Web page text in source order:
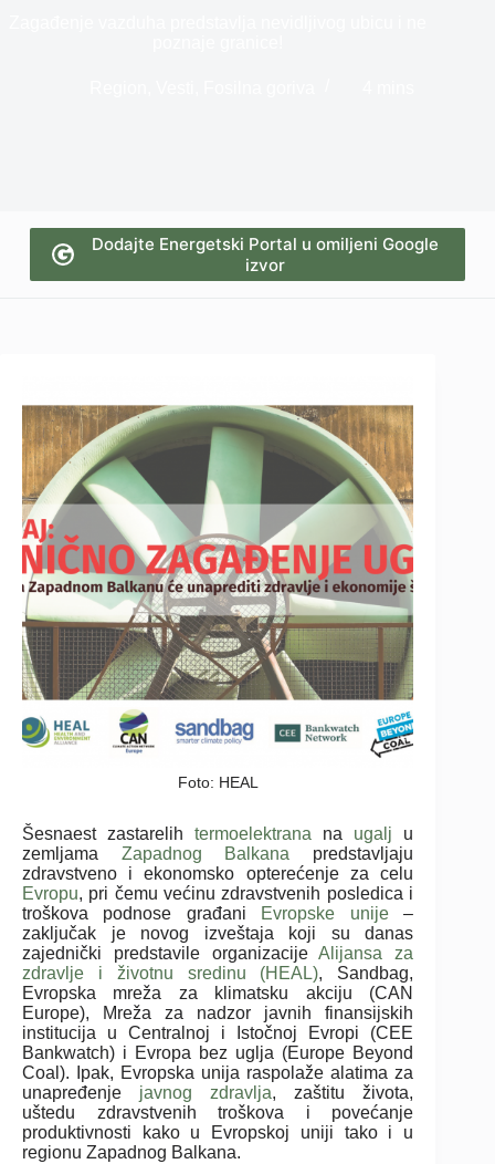
Dodajte Energetski Portal u omiljeni Google
izvor
Foto: HEAL
Šesnaest zastarelihtermoelektrana na ugalj u
zemljama Zapadnog Balkana predstavljaju
zdravstveno i ekonomsko opterećenje za celu
Evropu, pri čemu većinu zdravstvenih posledica i
troškova podnose građani Evropske unije–
zaključak je novog izveštaja koji su danas
zajednički predstavile organizacijeAlijansa za
zdravlje i životnu sredinu (HEAL), Sandbag,
Evropska mreža za klimatsku akciju (CAN
Europe), Mreža za nadzor javnih finansijskih
institucija u Centralnoj i Istočnoj Evropi (CEE
Bankwatch) i Evropa bez uglja (Europe Beyond
Coal). Ipak, Evropska unija raspolaže alatima za
unapređenje javnog zdravlja, zaštitu života,
uštedu zdravstvenih troškova i povećanje
produktivnosti kako u Evropskoj uniji tako i u
regionu Zapadnog Balkana.